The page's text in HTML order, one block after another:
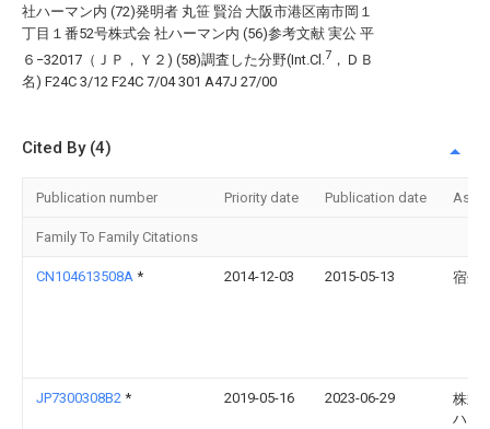
社ハーマン内 (72)発明者 丸笹 賢治 大阪市港区南市岡１
丁目１番52号株式会 社ハーマン内 (56)参考文献 実公 平
６−32017（ＪＰ，Ｙ２) (58)調査した分野(Int.Cl.7 ，ＤＢ
名) F24C 3/12 F24C 7/04 301 A47J 27/00
Cited By (4)
Publication number Priority date Publication date
Family To Family Citations
CN104613508A * 2014-12-03 2015-05-13 宿州
JP7300308B2 * 2019-05-16 2023-06-29
株式
ハー